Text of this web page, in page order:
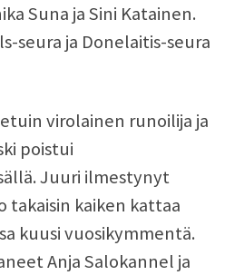
Suna ja Sini Katainen.
seura ja Donelaitis-seura
virolainen runoilija ja
poistui
Juuri ilmestynyt
takaisin kaiken kattaa
kuusi vuosikymmentä.
Anja Salokannel ja